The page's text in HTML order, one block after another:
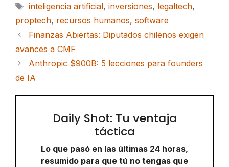
Etiquetas
inteligencia artificial, inversiones, legaltech,
proptech, recursos humanos, software
Finanzas Abiertas: Diputados chilenos exigen
avances a CMF
Anthropic $900B: 5 lecciones para founders
de IA
Daily Shot: Tu ventaja
táctica
Lo que pasó en las últimas 24 horas,
resumido para que tú no tengas que